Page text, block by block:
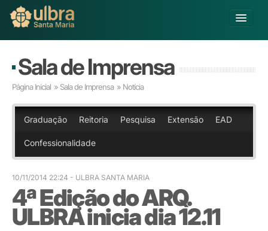
Buscar
Já sou Aluno
Matricule-se
Educação Básica
Graduação
Pós-graduação
Educação a Distância
Pesquisa
Extensão
Sala de Imprensa
Página Inicial » Sala de Imprensa » Notícia
Graduação Reitoria Pesquisa Extensão EAD
Confessionalidade
10/11/2014 22:24 - ULBRA SANTA MARIA
4ª Edição do ARQ.
ULBRA inicia dia 12.11